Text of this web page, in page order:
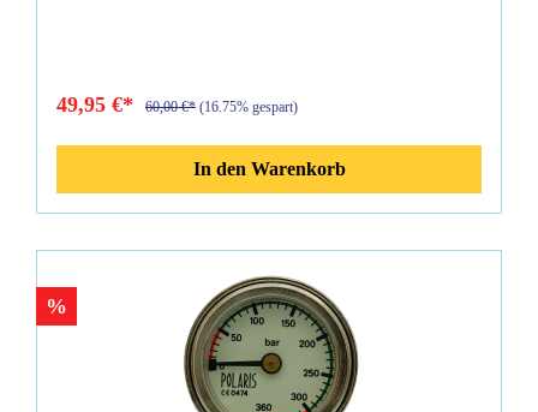
49,95 €* 60,00 €* (16.75% gespart)
In den Warenkorb
%